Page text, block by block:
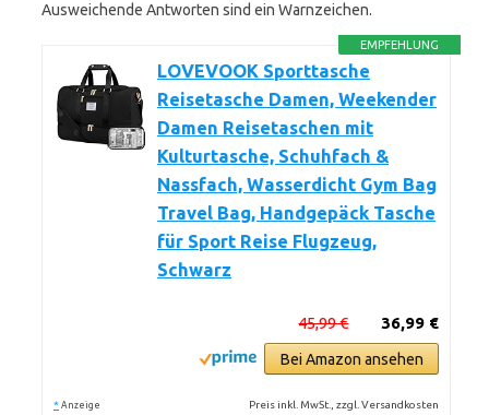
Ausweichende Antworten sind ein Warnzeichen.
EMPFEHLUNG
LOVEVOOK Sporttasche
Reisetasche Damen, Weekender
Damen Reisetaschen mit
Kulturtasche, Schuhfach &
Nassfach, Wasserdicht Gym Bag
Travel Bag, Handgepäck Tasche
für Sport Reise Flugzeug,
Schwarz
36,99 €
45,99 €
Bei Amazon ansehen
* Anzeige Preis inkl. MwSt., zzgl. Versandkosten